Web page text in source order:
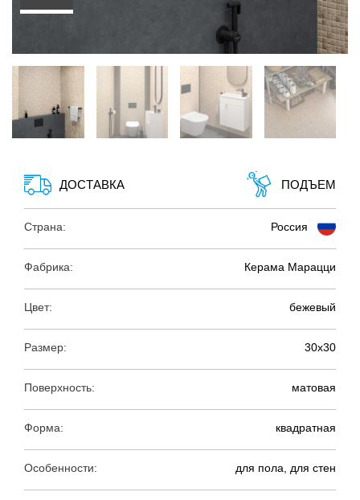
ДОСТАВКА ПОДЪЕМ
Страна: Россия
Фабрика: Керама Марацци
Цвет: бежевый
Размер: 30х30
Поверхность: матовая
Форма: квадратная
Особенности: для пола, для стен